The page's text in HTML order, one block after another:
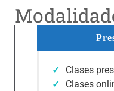
Clases
Clases